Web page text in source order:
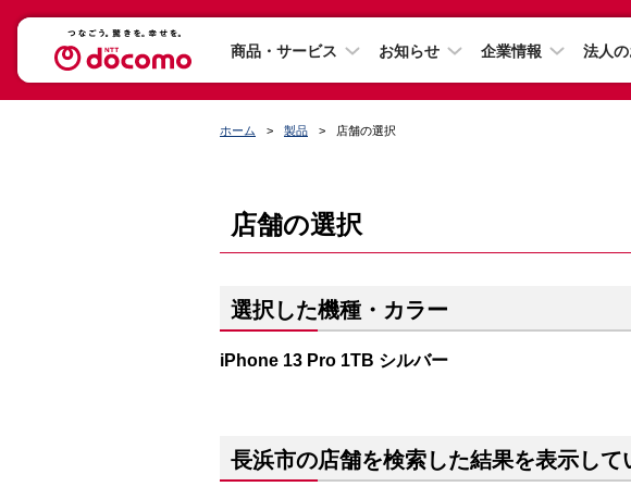
商品・サービス お知らせ 企業情報 法人の
ホーム 製品 店舗の選択
店舗の選択
選択した機種・カラー
iPhone 13 Pro 1TB シルバー
長浜市の店舗を検索した結果を表示して